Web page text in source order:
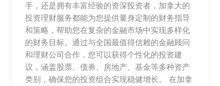
手，还是拥有丰富经验的资深投资者，加拿大的
投资理财服务都能为您提供量身定制的财务指导
和策略，帮助您在复杂的金融市场中实现多样化
的财务目标。通过与全国最值得信赖的金融顾问
和理财公司合作，您可以获得个性化的投资建
议，涵盖股票、债券、房地产、基金等多种资产
类别，确保您的投资组合实现稳健增长。 在加拿